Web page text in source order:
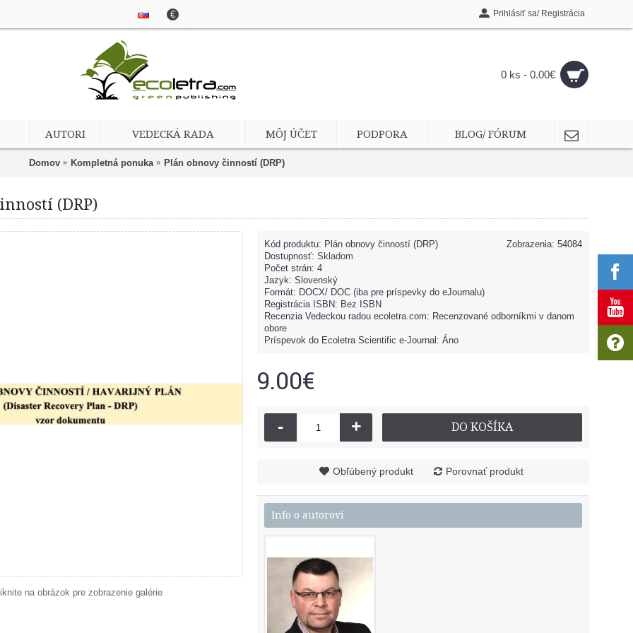
€ Prihlásiť sa/ Registrácia
0 ks - 0.00€
AUTORI VEDECKÁ RADA MÔJ ÚČET PODPORA BLOG/ FÓRUM
Domov Kompletná ponuka Plán obnovy činností (DRP)
(DRP)
na obrázok pre zobrazenie galérie
Zobrazenia: 54084
Kód produktu: Plán obnovy činností (DRP)
Dostupnosť: Skladom
Počet strán: 4
Jazyk: Slovenský
Formát: DOCX/ DOC (iba pre príspevky do eJournalu)
Registrácia ISBN: Bez ISBN
Recenzia Vedeckou radou ecoletra.com: Recenzované odborníkmi v danom
obore
Príspevok do Ecoletra Scientific e-Journal: Áno
9.00€
- + DO KOŠÍKA
Obľúbený produkt Porovnať produkt
Info o autorovi